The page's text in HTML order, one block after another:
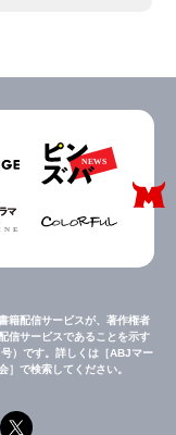
籍配信サービスが、著作権者
信サービスであることを示す
）です。詳しくは［ABJマー
］で検索してください。